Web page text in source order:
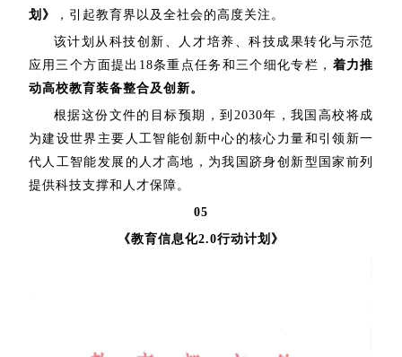
划》
，引起教育界以及全社会的高度关注。
该计划从科技创新、人才培养、科技成果转化与示范
应用三个方面提出18条重点任务和三个细化专栏， 着力推
动高校教育装备整合及创新。
根据这份文件的目标预期，到2030年，我国高校将成
为建设世界主要人工智能创新中心的核心力量和引领新一
代人工智能发展的人才高地，为我国跻身创新型国家前列
提供科技支撑和人才保障。
05
《教育信息化2.0行动计划》